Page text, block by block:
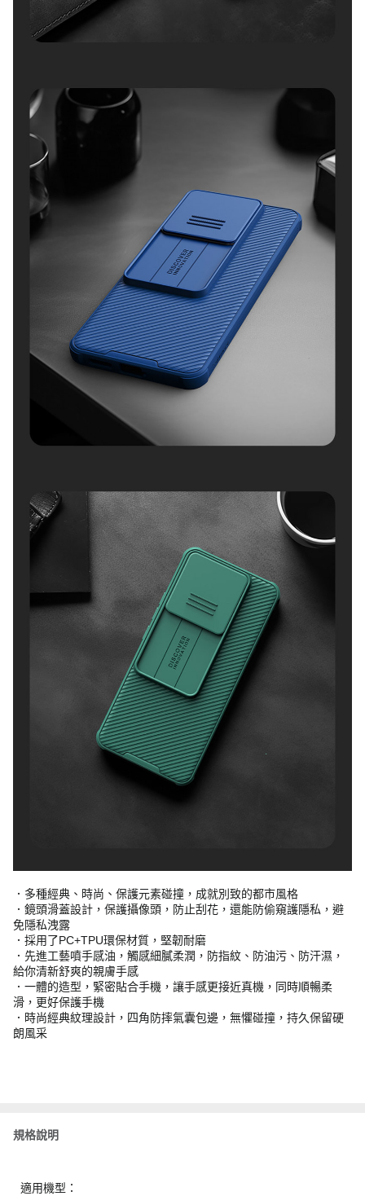
．多種經典、時尚、保護元素碰撞，成就別致的都市風格
．鏡頭滑蓋設計，保護攝像頭，防止刮花，還能防偷窺護隱私，避
免隱私洩露
．採用了PC+TPU環保材質，堅韌耐磨
．先進工藝噴手感油，觸感細膩柔潤，防指紋、防油污、防汗濕，
給你清新舒爽的親膚手感
．一體的造型，緊密貼合手機，讓手感更接近真機，同時順暢柔
滑，更好保護手機
．時尚經典紋理設計，四角防摔氣囊包邊，無懼碰撞，持久保留硬
朗風采
規格說明
適用機型：